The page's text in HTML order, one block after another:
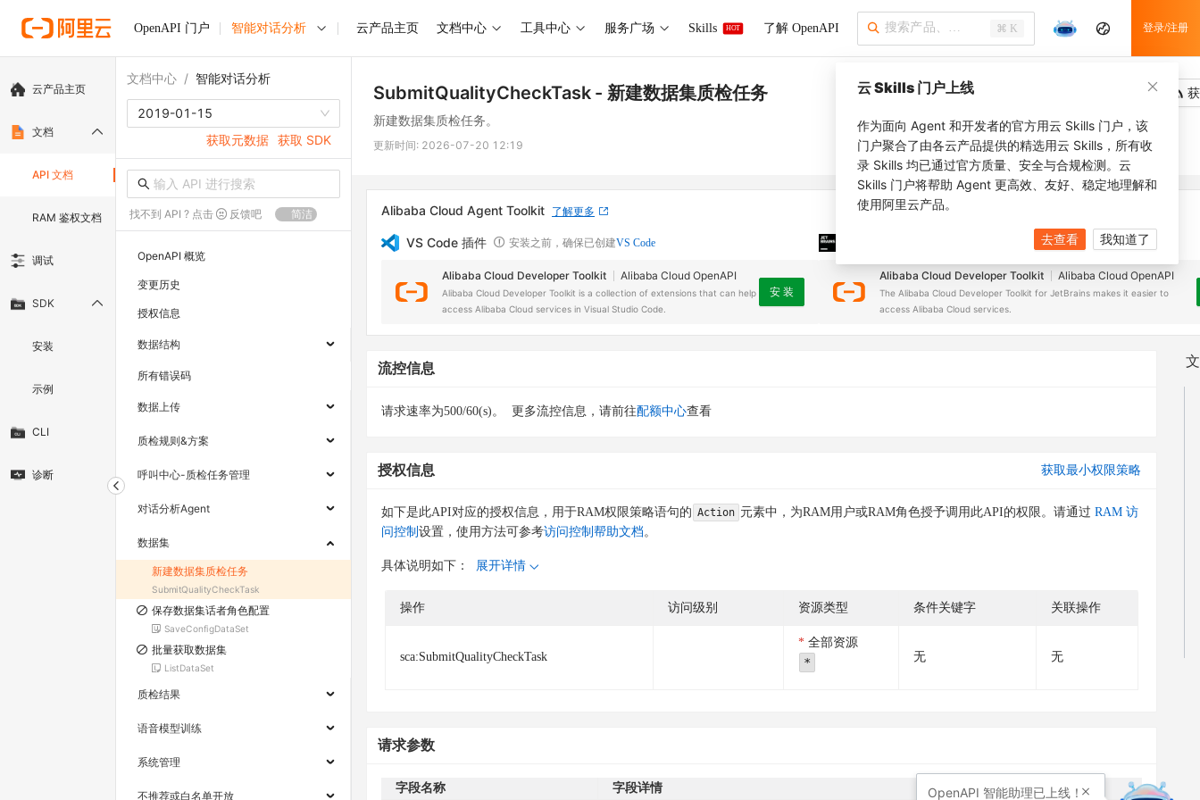
OpenAPI 门户 智能对话分析 云产品主页 文档中心 工具中心 服务广场 Skills HOT 了解 OpenAPI ⌘ K 登录/注册
云产品主页
文档
API 文档
RAM 鉴权文档
调试
SDK
安装
示例
CLI
诊断
文档中心 / 智能对话分析
2019-01-15
获取元数据 获取 SDK
找不到 API ? 点击 反馈吧 简洁
OpenAPI 概览
变更历史
授权信息
数据结构
所有错误码
数据上传
质检规则&方案
呼叫中心-质检任务管理
对话分析Agent
数据集
新建数据集质检任务
SubmitQualityCheckTask
保存数据集话者角色配置
SaveConfigDataSet
批量获取数据集
ListDataSet
质检结果
语音模型训练
系统管理
不推荐或白名单开放
SubmitQualityCheckTask - 新建数据集质检任务
新建数据集质检任务。
更新时间: 2026-07-20 12:19
Alibaba Cloud Agent Toolkit 了解更多
VS Code 插件 安装之前，确保已创建VS Code
Alibaba Cloud Developer Toolkit Alibaba Cloud OpenAPI
Alibaba Cloud Developer Toolkit is a collection of extensions that can help
access Alibaba Cloud services in Visual Studio Code.
安 装
安装之前，确保已创建JetBrains IDE
Alibaba Cloud Developer Toolkit Alibaba Cloud OpenAPI
The Alibaba Cloud Developer Toolkit for JetBrains makes it easier to
access Alibaba Cloud services.
流控信息
请求速率为500/60(s)。 更多流控信息，请前往配额中心查看
授权信息 获取最小权限策略
如下是此API对应的授权信息，用于RAM权限策略语句的 Action 元素中，为RAM用户或RAM角色授予调用此API的权限。请通过 RAM 访
问控制 设置，使用方法可参考访问控制帮助文档。
具体说明如下： 展开详情
操作 访问级别 资源类型 条件关键字 关联操作
sca:SubmitQualityCheckTask
全部资源
* 无 无
请求参数
字段名称 字段详情
云 Skills 门户上线
作为面向 Agent 和开发者的官方用云 Skills 门户，该
门户聚合了由各云产品提供的精选用云 Skills，所有收
录 Skills 均已通过官方质量、安全与合规检测。云
Skills 门户将帮助 Agent 更高效、友好、稳定地理解和
使用阿里云产品。
去查看 我知道了
OpenAPI 智能助理已上线！